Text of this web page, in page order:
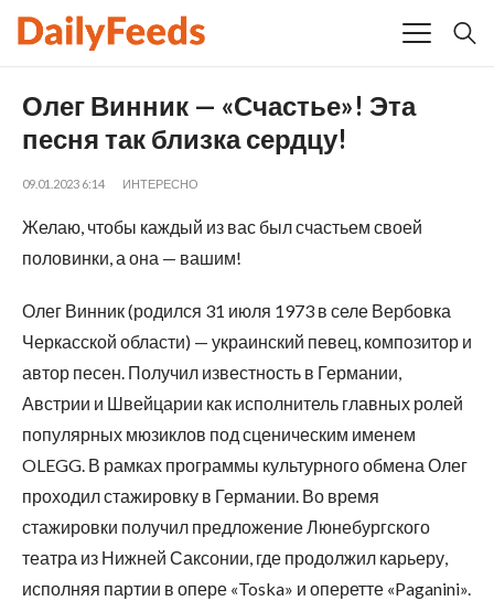
Олег Винник — «Счастье»! Эта
песня так близка сердцу!
09.01.2023 6:14 ИНТЕРЕСНО
Желаю, чтобы каждый из вас был счастьем своей
половинки, а она — вашим!
Олег Винник (родился 31 июля 1973 в селе Вербовка
Черкасской области) — украинский певец, композитор и
автор песен. Получил известность в Германии,
Австрии и Швейцарии как исполнитель главных ролей
популярных мюзиклов под сценическим именем
OLEGG. В рамках программы культурного обмена Олег
проходил стажировку в Германии. Во время
стажировки получил предложение Люнебургского
театра из Нижней Саксонии, где продолжил карьеру,
исполняя партии в опере «Toska» и оперетте «Paganini».